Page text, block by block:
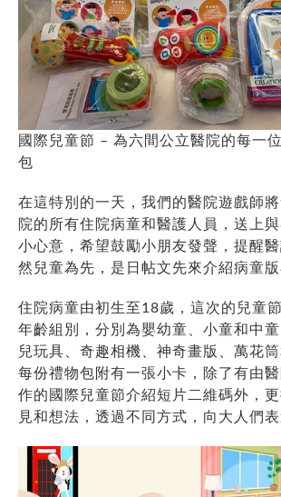
國際兒童節 – 為六間公立醫院的每一
包
在這特別的一天，我們的醫院遊戲師
院的所有住院病童和醫護人員，送上
小心意，希望鼓勵小朋友發聲，提醒
然兒童為先，是日帖文先來介紹病童版
住院病童由初生至18歲，這次的兒童
年齡組別，分別為嬰幼童、小童和中
兒玩具、奇趣相機、神奇畫版、萬花筒
每份禮物包附有一張小卡，除了有由
作的國際兒童節介紹短片二維碼外，
見和想法，透過不同方式，向大人們表